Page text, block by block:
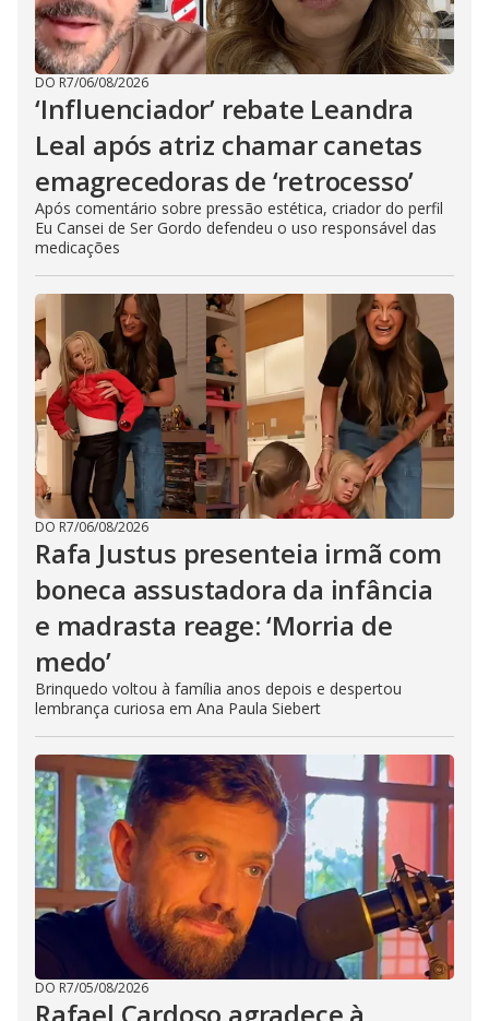
DO R7/06/08/2026
‘Influenciador’ rebate Leandra
Leal após atriz chamar canetas
emagrecedoras de ‘retrocesso’
Após comentário sobre pressão estética, criador do perfil
Eu Cansei de Ser Gordo defendeu o uso responsável das
medicações
DO R7/06/08/2026
Rafa Justus presenteia irmã com
boneca assustadora da infância
e madrasta reage: ‘Morria de
medo’
Brinquedo voltou à família anos depois e despertou
lembrança curiosa em Ana Paula Siebert
DO R7/05/08/2026